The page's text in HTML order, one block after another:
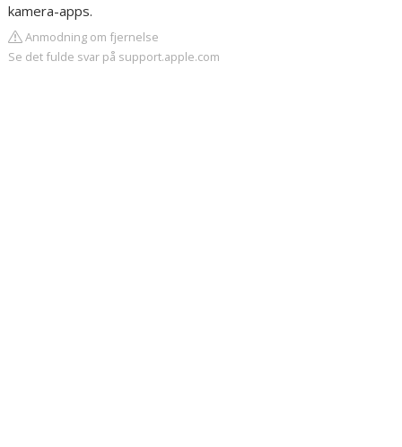
kamera-apps.
Anmodning om fjernelse
Se det fulde svar på support.apple.com